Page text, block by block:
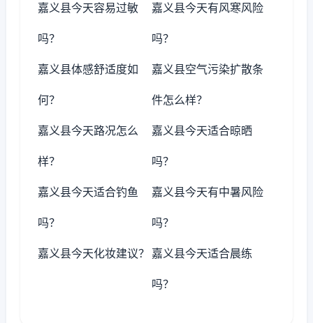
嘉义县今天容易过敏
吗？
嘉义县今天有风寒风险
吗？
嘉义县体感舒适度如
何？
嘉义县空气污染扩散条
件怎么样？
嘉义县今天路况怎么
样？
嘉义县今天适合晾晒
吗？
嘉义县今天适合钓鱼
吗？
嘉义县今天有中暑风险
吗？
嘉义县今天化妆建议？ 嘉义县今天适合晨练
吗？